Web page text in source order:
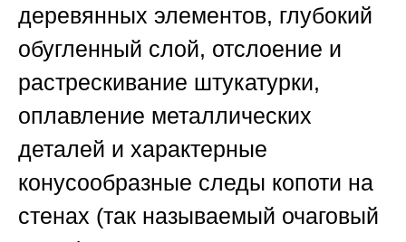
деревянных элементов, глубокий
обугленный слой, отслоение и
растрескивание штукатурки,
оплавление металлических
деталей и характерные
конусообразные следы копоти на
стенах (так называемый очаговый